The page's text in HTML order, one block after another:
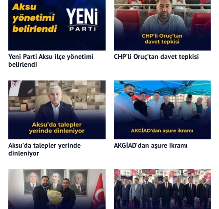
Yeni Parti Aksu ilçe yönetimi
belirlendi
CHP’li Oruç’tan davet tepkisi
Aksu’da talepler yerinde
dinleniyor
AKGİAD'dan aşure ikramı